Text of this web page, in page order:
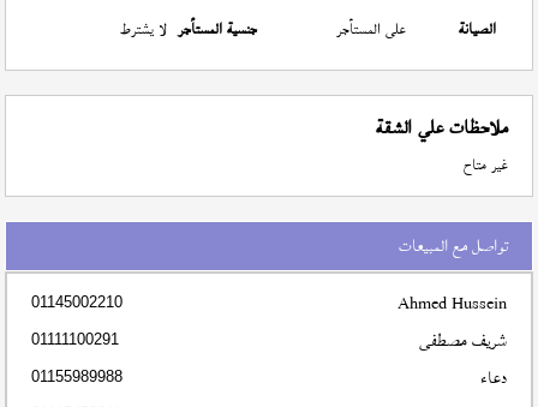
الصيانة
على المستأجر جنسية المستأجر لا يشترط
ملاحظات علي الشقة
غير متاح
تواصل مع المبيعات
Ahmed Hussein
01145002210
شريف مصطفى 01111100291
دعاء 01155989988